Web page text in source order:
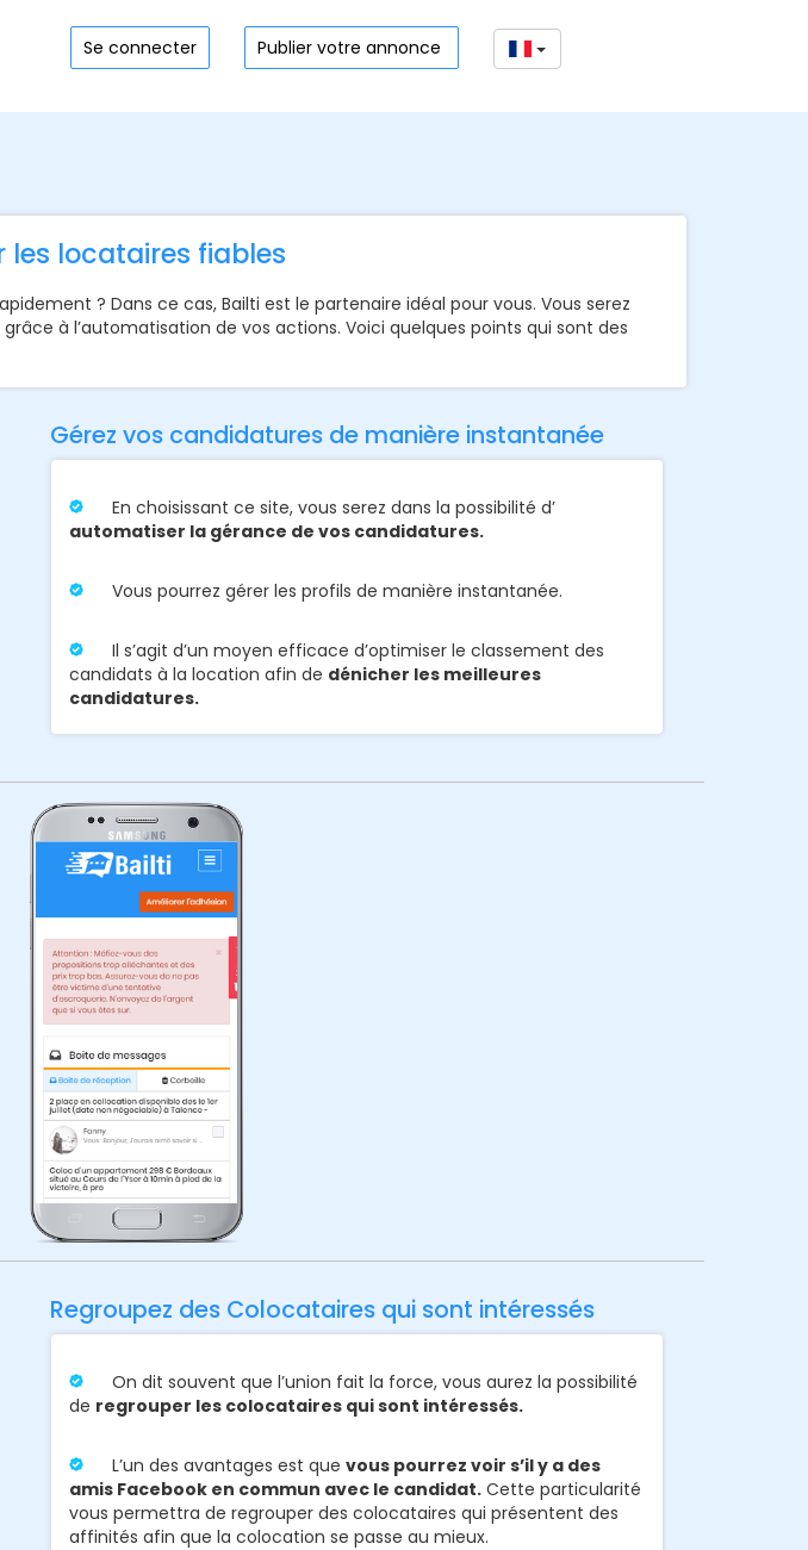
Se connecter Publier votre annonce
locataires fiables
? Dans ce cas, Bailti est le partenaire idéal pour vous. Vous serez
à l’automatisation de vos actions. Voici quelques points qui sont des
Gérez vos candidatures de manière instantanée
En choisissant ce site, vous serez dans la possibilité d’
automatiser la gérance de vos candidatures.
Vous pourrez gérer les profils de manière instantanée.
Il s’agit d’un moyen efficace d’optimiser le classement des
candidats à la location afin de dénicher les meilleures
candidatures.
Regroupez des Colocataires qui sont intéressés
On dit souvent que l’union fait la force, vous aurez la possibilité
de regrouper les colocataires qui sont intéressés.
L’un des avantages est que vous pourrez voir s’il y a des
amis Facebook en commun avec le candidat. Cette particularité
vous permettra de regrouper des colocataires qui présentent des
affinités afin que la colocation se passe au mieux.